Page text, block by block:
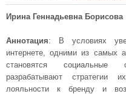
Ирина Геннадьевна Борисова
Аннотация: В условиях
интернете, одними из самых
становятся социальные
разрабатывают стратегии
лояльности к бренду и